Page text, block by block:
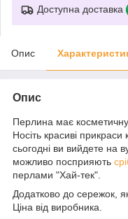
Доступна доставка
Опис
Опис
Перлина має косметичну
Носіть красиві
сьогодні ви вийдете на
можливо посприяють
перлами "Хай-тек".
Додатково до сережок,
Ціна від виробника.